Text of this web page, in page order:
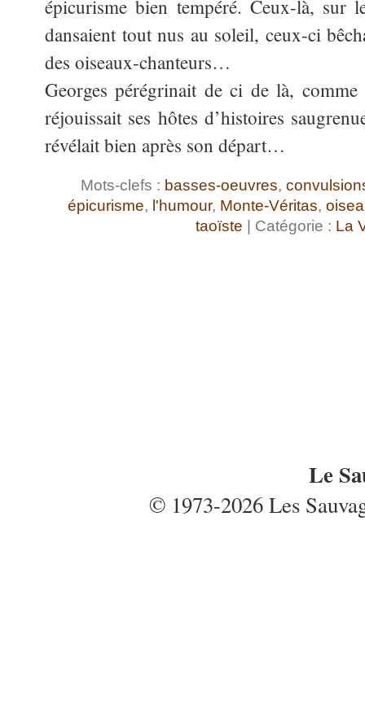
épicurisme bien tempéré. Ceux-là, sur
dansaient tout nus au soleil, ceux-ci
des oiseaux-chanteurs…
Georges pérégrinait de ci de là,
réjouissait ses hôtes d’histoires
révélait bien après son départ…
Mots-clefs : basses-oeuvres,
épicurisme, l'humour, Monte-Véritas,
taoïste | Catégorie : La
Le
© 1973-2026 Les